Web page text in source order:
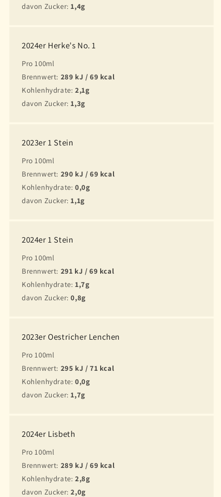
davon Zucker:1,4g
2024er Herke's No. 1
Pro 100ml
Brennwert: 289 kJ / 69 kcal
Kohlenhydrate: 2,1g
davon Zucker:1,3g
2023er 1 Stein
Pro 100ml
Brennwert: 290 kJ / 69 kcal
Kohlenhydrate: 0,0g
davon Zucker:1,1g
2024er 1 Stein
Pro 100ml
Brennwert: 291 kJ / 69 kcal
Kohlenhydrate: 1,7g
davon Zucker:0,8g
2023er Oestricher Lenchen
Pro 100ml
Brennwert: 295 kJ / 71 kcal
Kohlenhydrate: 0,0g
davon Zucker:1,7g
2024er Lisbeth
Pro 100ml
Brennwert: 289 kJ / 69 kcal
Kohlenhydrate: 2,8g
davon Zucker:2,0g